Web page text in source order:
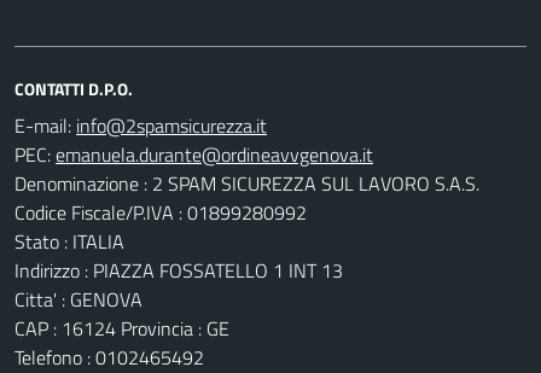
CONTATTI D.P.O.
E-mail:
PEC:
Denominazione : 2 SPAM SICUREZZA SUL LAVORO S.A.S.
Codice Fiscale/P.IVA : 01899280992
Stato : ITALIA
Indirizzo : PIAZZA FOSSATELLO 1 INT 13
Citta' : GENOVA
CAP : 16124 Provincia : GE
Telefono : 0102465492